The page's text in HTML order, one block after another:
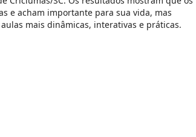
e acham importante para sua vida, mas
mais dinâmicas, interativas e práticas.